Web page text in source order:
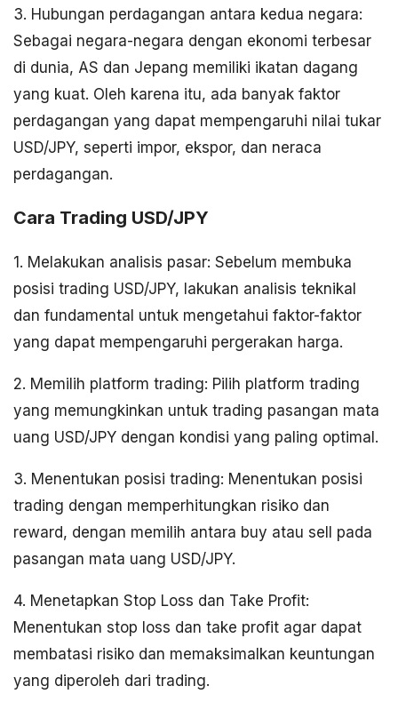
3. Hubungan perdagangan antara kedua negara:
Sebagai negara-negara dengan ekonomi terbesar
di dunia, AS dan Jepang memiliki ikatan dagang
yang kuat. Oleh karena itu, ada banyak faktor
perdagangan yang dapat mempengaruhi nilai tukar
USD/JPY, seperti impor, ekspor, dan neraca
perdagangan.
Cara Trading USD/JPY
1. Melakukan analisis pasar: Sebelum membuka
posisi trading USD/JPY, lakukan analisis teknikal
dan fundamental untuk mengetahui faktor-faktor
yang dapat mempengaruhi pergerakan harga.
2. Memilih platform trading: Pilih platform trading
yang memungkinkan untuk trading pasangan mata
uang USD/JPY dengan kondisi yang paling optimal.
3. Menentukan posisi trading: Menentukan posisi
trading dengan memperhitungkan risiko dan
reward, dengan memilih antara buy atau sell pada
pasangan mata uang USD/JPY.
4. Menetapkan Stop Loss dan Take Profit:
Menentukan stop loss dan take profit agar dapat
membatasi risiko dan memaksimalkan keuntungan
yang diperoleh dari trading.